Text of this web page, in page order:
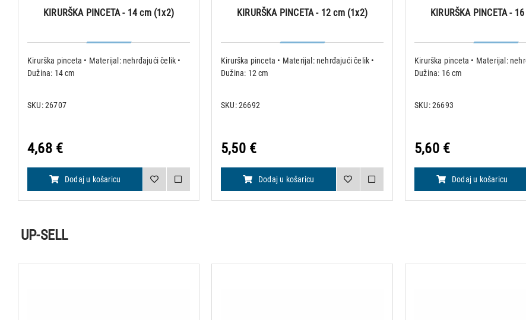
KIRURŠKA PINCETA - 14 cm (1x2)
Kirurška pinceta • Materijal: nehrđajući čelik •
Dužina: 14 cm
SKU: 26707
4,68 €
Dodaj u košaricu
KIRURŠKA PINCETA - 12 cm (1x2)
Kirurška pinceta • Materijal: nehrđajući čelik •
Dužina: 12 cm
SKU: 26692
5,50 €
Dodaj u košaricu
KIRURŠKA PINCETA -
Kirurška pinceta • Materijal:
Dužina: 16 cm
SKU: 26693
5,60 €
Dodaj u košaricu
UP-SELL